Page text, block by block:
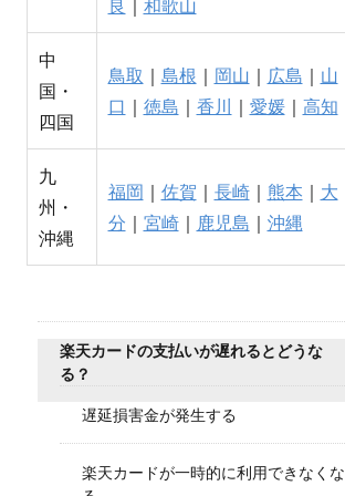
良 和歌山
中
国・
四国
鳥取 ｜ 島根 ｜ 岡山 ｜ 広島 ｜ 山
口 ｜ 徳島 ｜ 香川 ｜ 愛媛｜ 高知
九
州・
沖縄
福岡 ｜ 佐賀 ｜ 長崎｜ 熊本 ｜ 大
分 ｜ 宮崎｜ 鹿児島 ｜ 沖縄
楽天カードの支払いが遅れるとどうな
る？
遅延損害金が発生する
楽天カードが一時的に利用できなくな